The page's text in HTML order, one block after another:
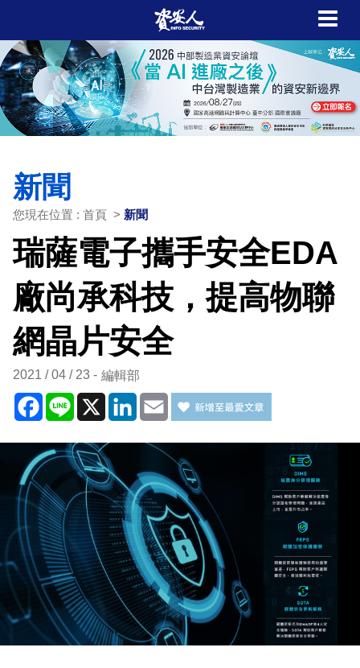
新聞
您現在位置 : 首頁 > 新聞
瑞薩電子攜手安全EDA
廠尚承科技，提高物聯
網晶片安全
2021 / 04 / 23 編輯部
Facebook
Line X LinkedIn
Email